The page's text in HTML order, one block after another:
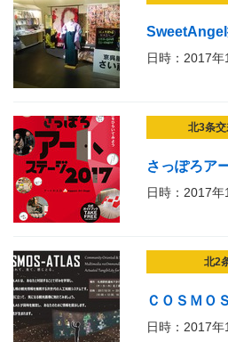
日時：2017
北3条交
さっぽろア
日時：2017
北2
ＣＯＳＭＯ
日時：2017